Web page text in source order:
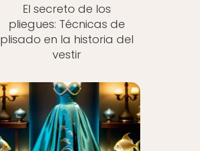
El secreto de los
pliegues: Técnicas de
plisado en la historia del
vestir